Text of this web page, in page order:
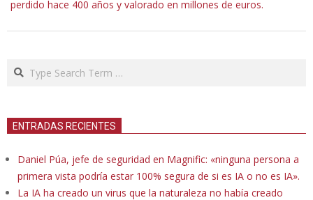
perdido hace 400 años y valorado en millones de euros.
Search
ENTRADAS RECIENTES
Daniel Púa, jefe de seguridad en Magnific: «ninguna persona a
primera vista podría estar 100% segura de si es IA o no es IA».
La IA ha creado un virus que la naturaleza no había creado